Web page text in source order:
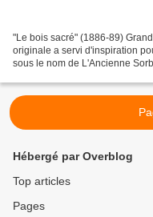
"Le bois sacré" (1886-89)
originale a servi d'inspiration
sous le nom de L'Ancienne
Hébergé par Overblog
Top articles
Pages